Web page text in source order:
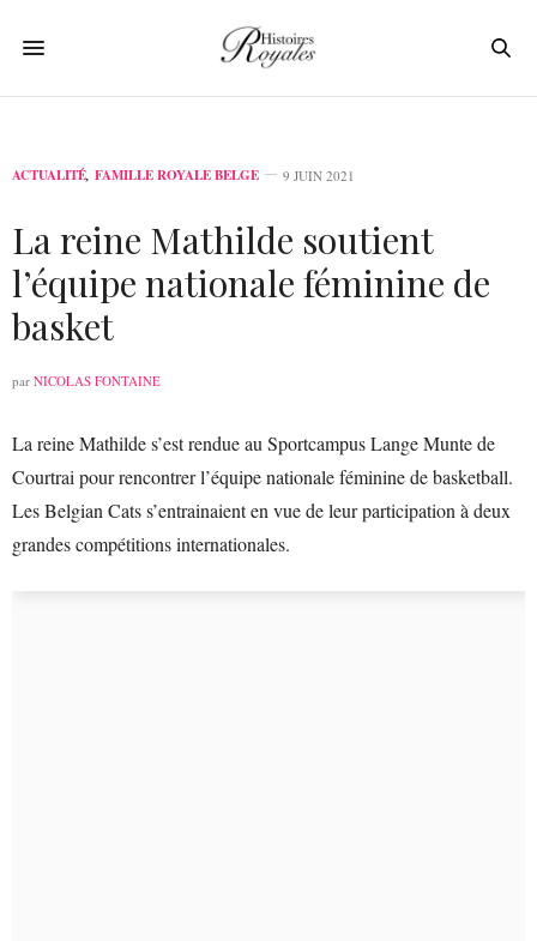
ACTUALITÉ, FAMILLE ROYALE BELGE 9 JUIN 2021
La reine Mathilde soutient
l’équipe nationale féminine de
basket
par NICOLAS FONTAINE
La reine Mathilde s’est rendue au Sportcampus Lange Munte de
Courtrai pour rencontrer l’équipe nationale féminine de basketball.
Les Belgian Cats s’entrainaient en vue de leur participation à deux
grandes compétitions internationales.